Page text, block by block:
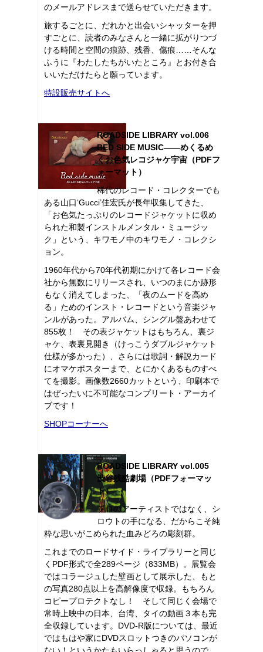
のメールアドレスまで送らせていただきます。
旅するごとに、だれかと出会いシャッターを押
すごとに、読者のみなさんと一緒に拡がりつづ
ける時間と空間の痕跡、残香、傷痕……そんな
ふうに『わたしたちがいたところ』とお付き合
いいただけたらと願っています。
特設販売サイトへ
ROADSIDE LIBRARY vol.006
BED SIDE MUSIC――めくるめ
くお色気レコジャケ宇宙（PDFフ
ォーマット）
稀代のレコード・コレクターでも
ある山口‘Gucci’佳宏氏が長年収集してきた、
「お色気たっぷりのレコードジャケットに収め
られた和製インストルメンタル・ミュージッ
ク」という、キワモノ中のキワモノ・コレクシ
ョン。
1960年代から70年代初期にかけて各レコード会
社から無数にリリースされ、いつのまにか跡形
もなく消えてしまった、「夜のムードを高め
る」ためのインスト・レコードという音楽ジャ
ンルがあった。アルバム、シングル盤あわせて
855枚！ その表ジャケットはもちろん、裏ジ
ャケ、表裏見開き（けっこうダブルジャケット
仕様が多かった）、さらには歌詞・解説カード
にオマケポスターまで、とにかくあるものすべ
てを撮影。画像数2660カットという、印刷本で
はぜったいに不可能なコンプリート・アーカイ
ブです！
SHOPコーナーへ
ROADSIDE LIBRARY vol.005
渋谷残酷劇場（PDFフォーマッ
ト）
プロのアーティストではなく、シ
ロウトの手になる、だからこそ純
粋な思いがこめられた血みどろの彫刻群。
これまでのロードサイド・ライブラリーと同じ
くPDF形式で全289ページ（833MB）。展覧会
ではコラージュした壁画として展示した、もと
の写真280点以上を高解像度で収録。もちろん
コピープロテクトなし！ そして同じく会場で
常時上映中の日本、台湾、タイの動画３本も完
全収録しています。DVD-R版については、最近
ではもはや家にDVDスロットつきのパソコンが
ない！というかたもいらっしゃると思うので、